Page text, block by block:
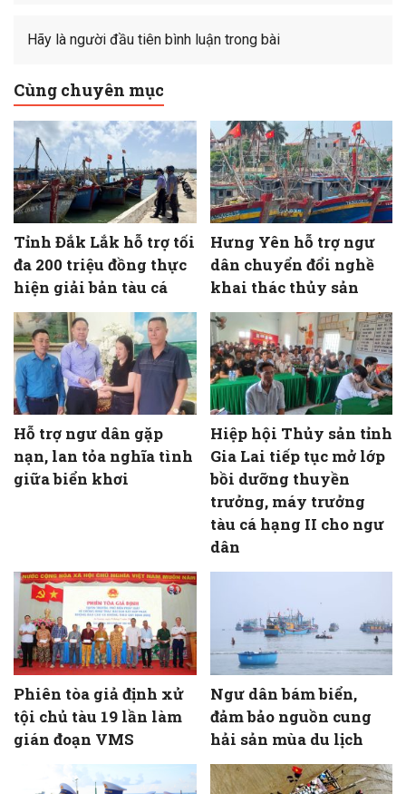
Hãy là người đầu tiên bình luận trong bài
Cùng chuyên mục
Tỉnh Đắk Lắk hỗ trợ tối
đa 200 triệu đồng thực
hiện giải bản tàu cá
Hưng Yên hỗ trợ ngư
dân chuyển đổi nghề
khai thác thủy sản
Hỗ trợ ngư dân gặp
nạn, lan tỏa nghĩa tình
giữa biển khơi
Hiệp hội Thủy sản tỉnh
Gia Lai tiếp tục mở lớp
bồi dưỡng thuyền
trưởng, máy trưởng
tàu cá hạng II cho ngư
dân
Phiên tòa giả định xử
tội chủ tàu 19 lần làm
gián đoạn VMS
Ngư dân bám biển,
đảm bảo nguồn cung
hải sản mùa du lịch